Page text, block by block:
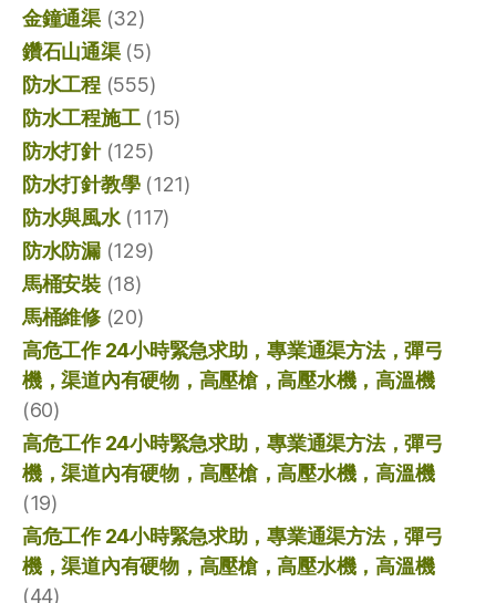
金鐘通渠(32)
鑽石山通渠(5)
防水工程(555)
防水工程施工(15)
防水打針(125)
防水打針教學(121)
防水與風水(117)
防水防漏(129)
馬桶安裝(18)
馬桶維修(20)
高危工作 24小時緊急求助，專業通渠方法，彈弓
機，渠道內有硬物，高壓槍，高壓水機，高溫機
(60)
高危工作 24小時緊急求助，專業通渠方法，彈弓
機，渠道內有硬物，高壓槍，高壓水機，高溫機
(19)
高危工作 24小時緊急求助，專業通渠方法，彈弓
機，渠道內有硬物，高壓槍，高壓水機，高溫機
(44)